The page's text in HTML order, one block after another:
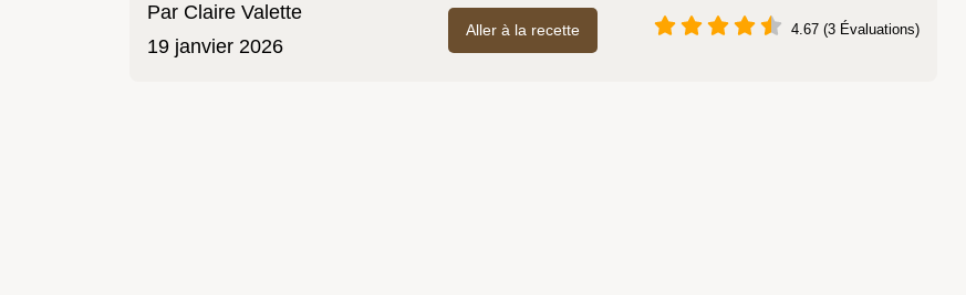
Par Claire Valette
19 janvier 2026
Aller à la recette 4.67 (3 Évaluations)